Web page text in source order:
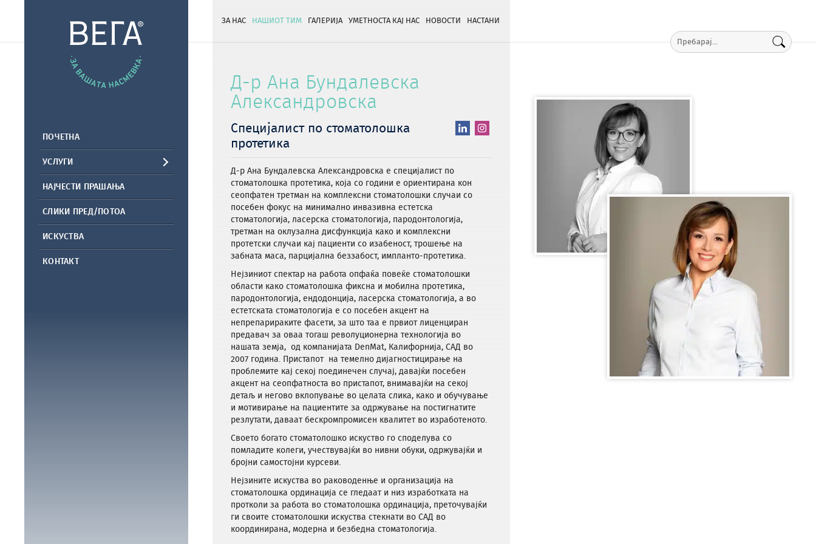
ПОЧЕТНА
УСЛУГИ
НАЈЧЕСТИ ПРАШАЊА
СЛИКИ ПРЕД/ПОТОА
ИСКУСТВА
КОНТАКТ
ЗА НАС НАШИОТ ТИМ ГАЛЕРИЈА УМЕТНОСТА КАЈ НАС НОВОСТИ НАСТАНИ
Д-р Ана Бундалевска
Александровска
Специјалист по стоматолошка
протетика
Д-р Ана Бундалевска Александровска е специјалист по
стоматолошка протетика, која со години е ориентирана кон
сеопфатен третман на комплексни стоматолошки случаи со
посебен фокус на минимално инвазивна естетска
стоматологија, ласерска стоматологија, пародонтологија,
третман на оклузална дисфункција како и комплексни
протетски случаи кај пациенти со изабеност, трошење на
забната маса, парцијална беззабост, импланто-протетика.
Нејзиниот спектар на работа опфаќа повеќе стоматолошки
области како стоматолошка фиксна и мобилна протетика,
пародонтологија, ендодонција, ласерска стоматологија, а во
естетската стоматологија е со посебен акцент на
непрепарираките фасети, за што таа е првиот лиценциран
предавач за оваа тогаш револуционерна технологија во
нашата земја, од компанијата DenMat, Калифорнија, САД во
2007 година. Пристапот на темелно дијагностицирање на
проблемите кај секој поединечен случај, давајќи посебен
акцент на сеопфатноста во пристапот, внимавајќи на секој
детаљ и негово вклопување во целата слика, како и обучување
и мотивирање на пациентите за одржување на постигнатите
резлутати, даваат бескромпромисен квалитет во изработеното.
Своето богато стоматолошко искуство го споделува со
помладите колеги, учествувајќи во нивни обуки, одржувајќи и
бројни самостојни курсеви.
Нејзините искуства во раководенње и организација на
стоматолошка ординација се гледаат и низ изработката на
протколи за работа во стоматолошка ординација, преточувајќи
ги своите стоматолошки искуства стекнати во САД во
координирана, модерна и безбедна стоматологија.